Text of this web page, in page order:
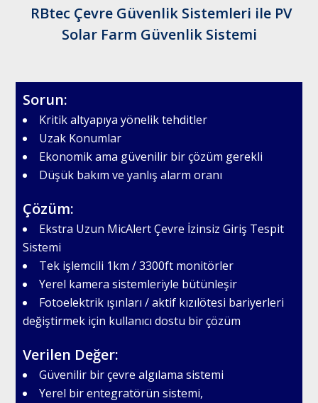
RBtec Çevre Güvenlik Sistemleri ile PV
Solar Farm Güvenlik Sistemi
Sorun:
Kritik altyapıya yönelik tehditler
Uzak Konumlar
Ekonomik ama güvenilir bir çözüm gerekli
Düşük bakım ve yanlış alarm oranı
Çözüm:
Ekstra Uzun MicAlert Çevre İzinsiz Giriş Tespit
Sistemi
Tek işlemcili 1km / 3300ft monitörler
Yerel kamera sistemleriyle bütünleşir
Fotoelektrik ışınları / aktif kızılötesi bariyerleri
değiştirmek için kullanıcı dostu bir çözüm
Verilen Değer:
Güvenilir bir çevre algılama sistemi
Yerel bir entegratörün sistemi,